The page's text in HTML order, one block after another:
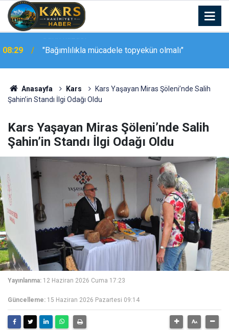
08:29 "Bağımlılıkla mücadele topyekün olmalı"
Anasayfa Kars
Kars Yaşayan Miras Şöleni’nde Salih
Şahin’in Standı İlgi Odağı Oldu
Kars Yaşayan Miras Şöleni’nde Salih
Şahin’in Standı İlgi Odağı Oldu
Yayınlanma: 12 Haziran 2026 Cuma 17:23
Güncelleme: 15 Haziran 2026 Pazartesi 09:14